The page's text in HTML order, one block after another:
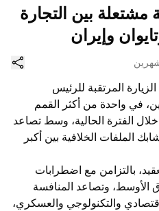
بين التجارة
وإيران
المرتقبة للرئيس
في واحدة من أكثر القمم
الفترة الحالية، وسط تصاعد
الملفات الخلافية بين أكبر
بالتزامن مع اضطرابات
وتصاعد المنافسة
والتكنولوجي والعسكري،